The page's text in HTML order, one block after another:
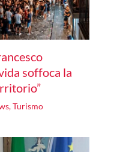
soffoca la
,Turismo